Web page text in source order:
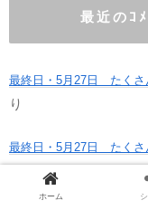
最近の
最終日・5月27日 たくさ
り
最終日・5月27日 たくさ
ホーム